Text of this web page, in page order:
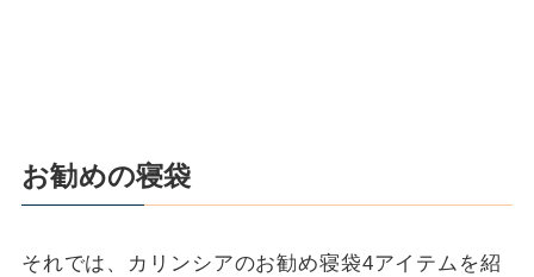
お勧めの寝袋
それでは、カリンシアのお勧め寝袋4アイテムを紹